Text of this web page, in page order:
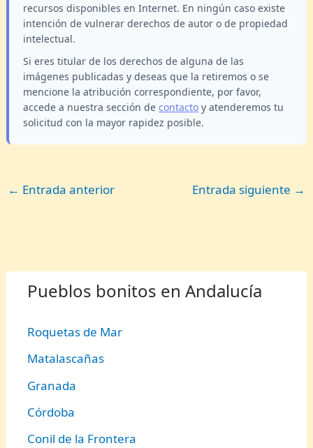
recursos disponibles en Internet. En ningún caso existe
intención de vulnerar derechos de autor o de propiedad
intelectual.
Si eres titular de los derechos de alguna de las
imágenes publicadas y deseas que la retiremos o se
mencione la atribución correspondiente, por favor,
accede a nuestra sección decontacto y atenderemos tu
solicitud con la mayor rapidez posible.
← Entrada anterior Entrada siguiente →
Pueblos bonitos en Andalucía
Roquetas de Mar
Matalascañas
Granada
Córdoba
Conil de la Frontera